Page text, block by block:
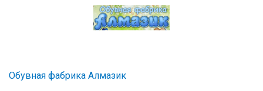
Обувная фабрика Алмазик